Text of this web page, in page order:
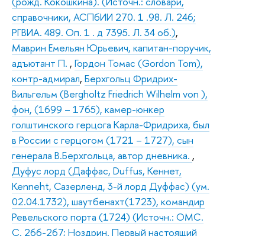
справочники, АСПбИИ 270. 1 .98. Л. 246;
РГВИА. 489. Оп. 1 . д 7395. Л. 34 об.),
Маврин Емельян Юрьевич, капитан-поручик,
адъютант П. , Гордон Томас (Gordon Tom),
контр-адмирал, Берхгольц Фридрих-
Вильгельм (Bergholtz Friedrich Wilhelm von ),
фон, (1699 – 1765), камер-юнкер
голштинского герцога Карла-Фридриха, был
в России с герцогом (1721 – 1727), сын
генерала В.Берхгольца, автор дневника. ,
Дуфус лорд (Даффас, Duffus, Кеннет,
Kenneht, Сазерленд, 3-й лорд Дуффас) (ум.
02.04.1732), шаутбенахт(1723), командир
Ревельского порта (1724) (Источн.: ОМС.
С. 266-267; Ноздрин. Первый настоящий